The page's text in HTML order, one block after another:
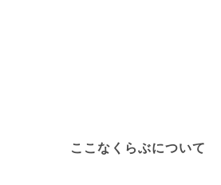
ここなくらぶについて